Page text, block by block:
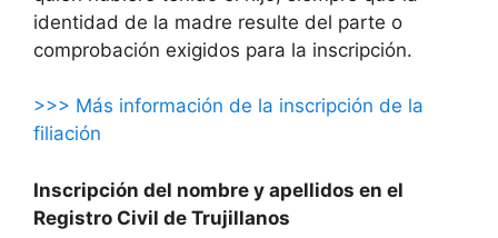
identidad de la madre resulte del parte o
comprobación exigidos para la inscripción.
>>> Más información de la inscripción de la
filiación
Inscripción del nombre y apellidos en el
Registro Civil de Trujillanos